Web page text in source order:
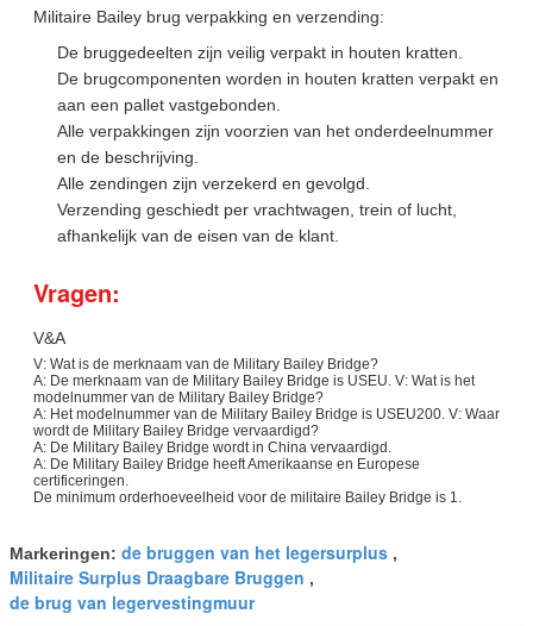
Militaire Bailey brug verpakking en verzending:
De bruggedeelten zijn veilig verpakt in houten kratten.
De brugcomponenten worden in houten kratten verpakt en
aan een pallet vastgebonden.
Alle verpakkingen zijn voorzien van het onderdeelnummer
en de beschrijving.
Alle zendingen zijn verzekerd en gevolgd.
Verzending geschiedt per vrachtwagen, trein of lucht,
afhankelijk van de eisen van de klant.
Vragen:
V&A
V: Wat is de merknaam van de Military Bailey Bridge?
A: De merknaam van de Military Bailey Bridge is USEU. V: Wat is het
modelnummer van de Military Bailey Bridge?
A: Het modelnummer van de Military Bailey Bridge is USEU200. V: Waar
wordt de Military Bailey Bridge vervaardigd?
A: De Military Bailey Bridge wordt in China vervaardigd.
A: De Military Bailey Bridge heeft Amerikaanse en Europese
certificeringen.
De minimum orderhoeveelheid voor de militaire Bailey Bridge is 1.
Markeringen: de bruggen van het legersurplus ,
Militaire Surplus Draagbare Bruggen ,
de brug van legervestingmuur